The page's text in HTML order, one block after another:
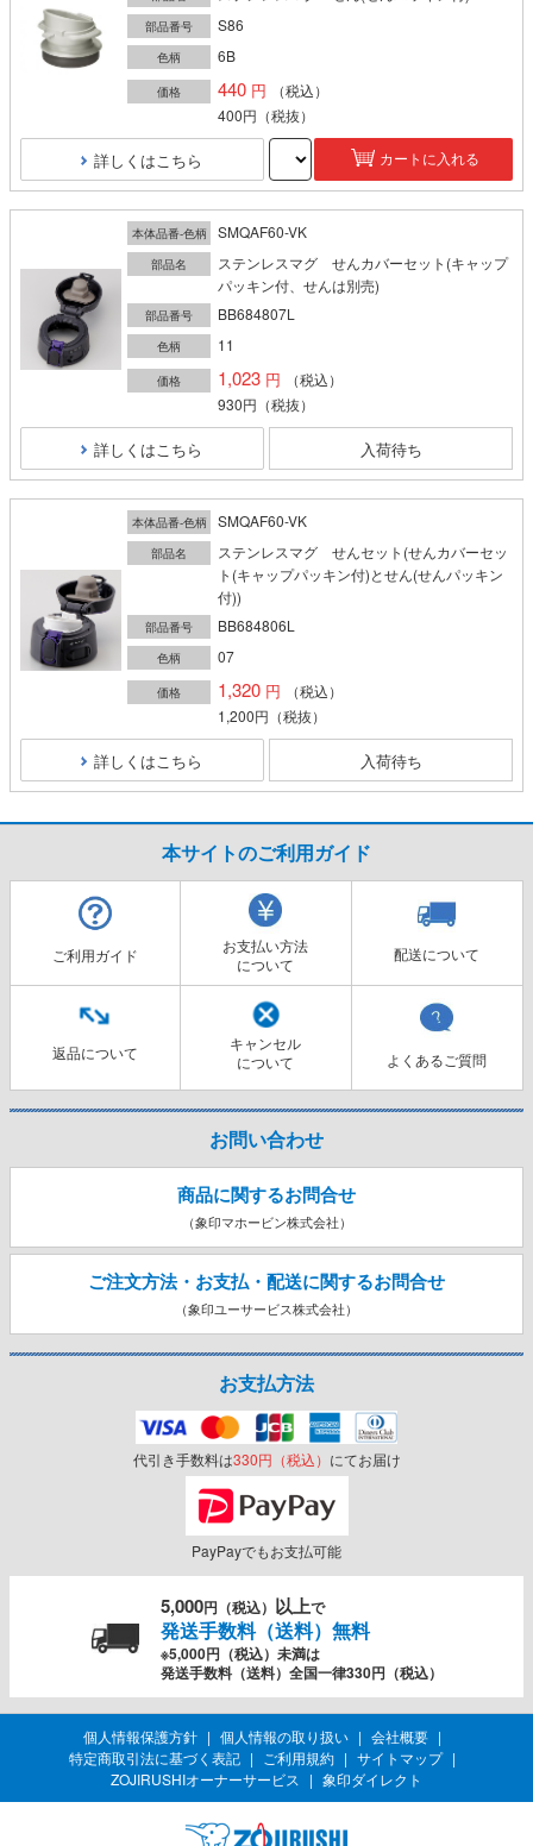
部品番号 S86
色柄 6B
価格 440
（税込）
400円 （税抜）
詳しくはこちら カートに入れる
本体品番-色柄 SMQAF60-VK
部品名
ステンレスマグ せんカバーセット(キャップ
パッキン付、せんは別売)
部品番号 BB684807L
色柄 11
価格 1,023
（税込）
930円 （税抜）
詳しくはこちら 入荷待ち
本体品番-色柄 SMQAF60-VK
部品名
ステンレスマグ せんセット(せんカバーセッ
ト(キャップパッキン付)とせん(せんパッキン
付))
部品番号 BB684806L
色柄 07
価格 1,320
（税込）
1,200円 （税抜）
詳しくはこちら 入荷待ち
本サイトのご利用ガイド
ご利用ガイド
お支払い方法
について
配送について
返品について
キャンセル
について
よくあるご質問
お問い合わせ
商品に関するお問合せ
（象印マホービン株式会社）
ご注文方法・お支払・配送に関するお問合せ
（象印ユーサービス株式会社）
お支払方法
代引き手数料は330円（税込） にてお届け
PayPayでもお支払可能
5,000円（税込） 以上で
発送手数料（送料）無料
※5,000円（税込）未満は
発送手数料（送料）全国一律330円（税込）
個人情報保護方針 個人情報の取り扱い
会社概要
特定商取引法に基づく表記
ご利用規約
サイトマップ
ZOJIRUSHIオーナーサービス
象印ダイレクト